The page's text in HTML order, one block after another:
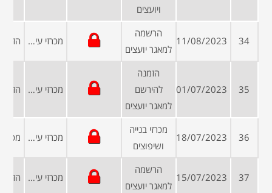
ויועצים
34
11/08/2023
הרשמה
למאגר יועצים
מכרזי עיריות ומועצות
35
01/07/2023
הזמנה
להירשם
למאגר יועצים
מכרזי עיריות ומועצות
36
18/07/2023
מכרזי בנייה
ושיפוצים
מכרזי עיריות ומועצות
37
15/07/2023
הרשמה
למאגר יועצים
מכרזי עיריות ומועצות